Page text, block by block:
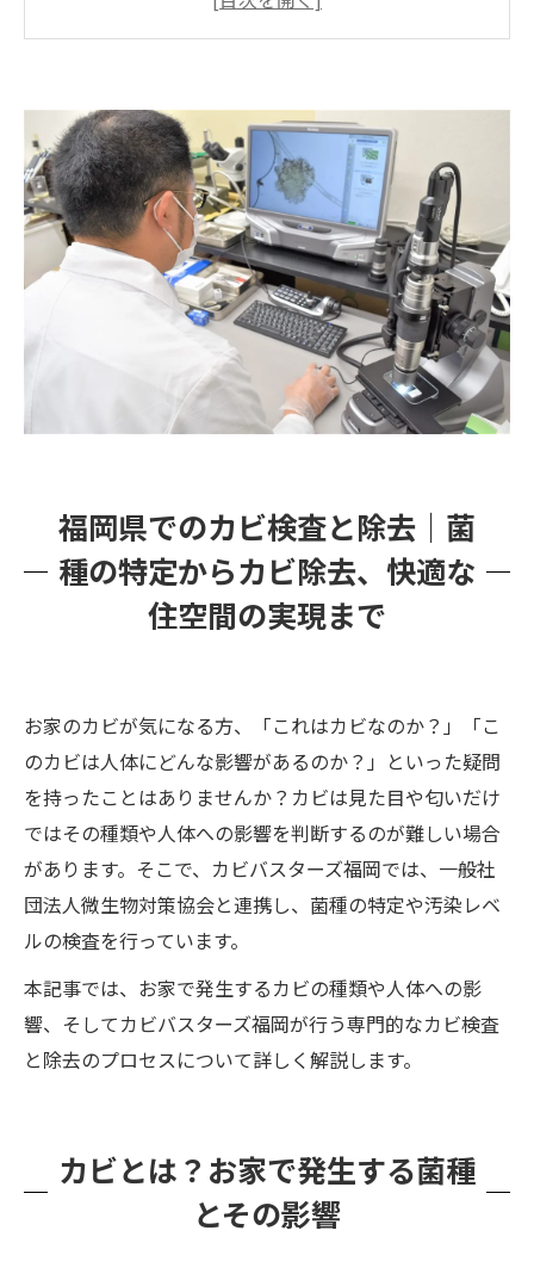
福岡県でのカビ検査と除去｜菌
種の特定からカビ除去、快適な
住空間の実現まで
お家のカビが気になる方、「これはカビなのか？」「こ
のカビは人体にどんな影響があるのか？」といった疑問
を持ったことはありませんか？カビは見た目や匂いだけ
ではその種類や人体への影響を判断するのが難しい場合
があります。そこで、カビバスターズ福岡では、一般社
団法人微生物対策協会と連携し、菌種の特定や汚染レベ
ルの検査を行っています。
本記事では、お家で発生するカビの種類や人体への影
響、そしてカビバスターズ福岡が行う専門的なカビ検査
と除去のプロセスについて詳しく解説します。
カビとは？お家で発生する菌種
とその影響